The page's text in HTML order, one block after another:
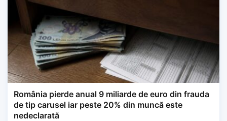
România pierde anual 9 miliarde de euro din frauda
de tip carusel iar peste 20% din muncă este
nedeclarată